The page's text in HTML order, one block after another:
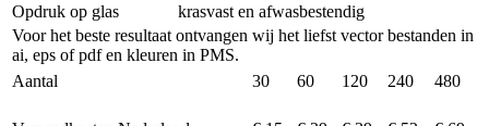
Opdruk op glas
krasvast en afwasbestendig
Voor het beste resultaat ontvangen wij het liefst vector bestanden in
ai, eps of pdf en kleuren in PMS.
Aantal
30 60 120 240 480